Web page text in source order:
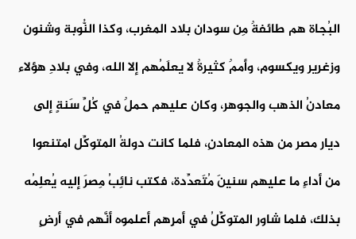
البُجاة هم طائفةٌ مِن سودان بلاد المغرب، وكذا النُّوبة وشنون
وزغرير ويكسوم، وأممٌ كثيرةٌ لا يعلَمُهم إلا الله، وفي بلادِ هؤلاء
معادنُ الذهب والجوهر، وكان عليهم حملٌ في كُلِّ سَنةٍ إلى
ديار مصر من هذه المعادنِ، فلما كانت دولةُ المتوكِّل امتنعوا
من أداءِ ما عليهم سنينَ مُتَعدِّدة، فكتب نائِبُ مِصرَ إليه يُعلِمُه
بذلك، فلما شاور المتوكِّلُ في أمرِهم أعلموه أنَّهم في أرضٍ